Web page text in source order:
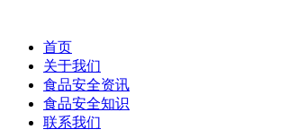
首页
关于我们
食品安全资讯
食品安全知识
联系我们